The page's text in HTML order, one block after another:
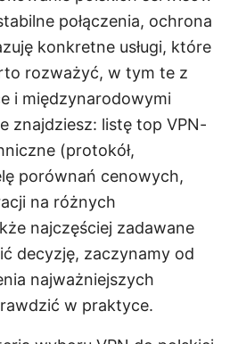
połączenia, ochrona
konkretne usługi, które
rozważyć, w tym te z
i międzynarodowymi
znajdziesz: listę top VPN-
(protokół,
porównań cenowych,
na różnych
najczęściej zadawane
decyzję, zaczynamy od
najważniejszych
w praktyce.